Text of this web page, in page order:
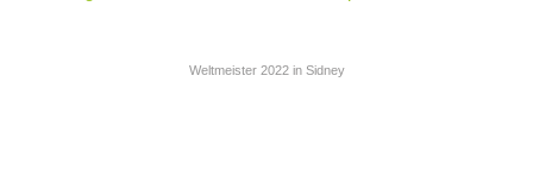
Weltmeister 2022 in Sidney